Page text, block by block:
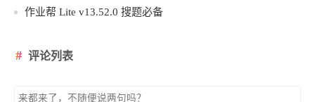
作业帮 Lite v13.52.0 搜题必备
评论列表